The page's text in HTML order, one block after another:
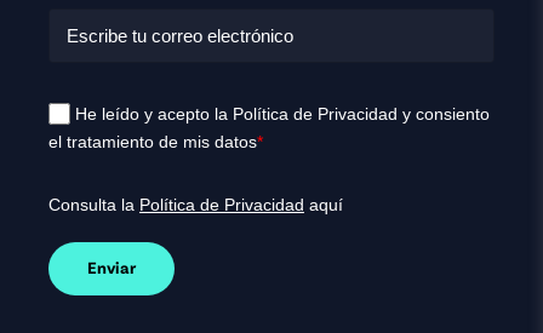
He leído y acepto la Política de Privacidad y consiento
el tratamiento de mis datos*
Consulta la Política de Privacidad aquí
Enviar